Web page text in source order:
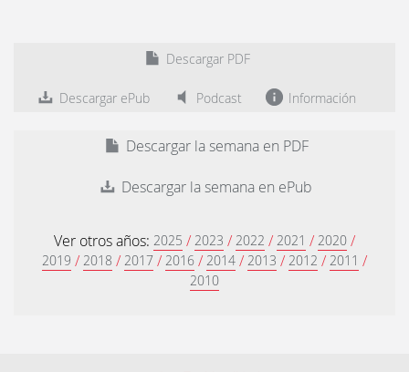
Descargar PDF
Descargar ePub Podcast Información
Descargar la semana en PDF
Descargar la semana en ePub
Ver otros años: 2025 / 2023 / 2022 / 2021 / 2020 /
2019 / 2018 / 2017 / 2016 / 2014 / 2013 / 2012 / 2011 /
2010